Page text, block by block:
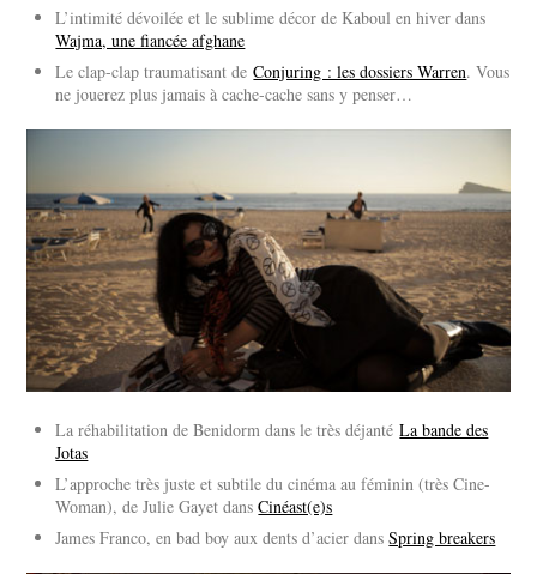
L’intimité dévoilée et le sublime décor de Kaboul en hiver dans
Wajma, une fiancée afghane
Le clap-clap traumatisant deConjuring : les dossiers Warren. Vous
ne jouerez plus jamais à cache-cache sans y penser…
La réhabilitation de Benidorm dans le très déjantéLa bande des
Jotas
L’approche très juste et subtile du cinéma au féminin (très Cine-
Woman), de Julie Gayet dansCinéast(e)s
James Franco, en bad boy aux dents d’acier dansSpring breakers